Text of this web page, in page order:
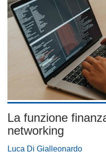
La funzione
networking
Luca Di Gialleonardo